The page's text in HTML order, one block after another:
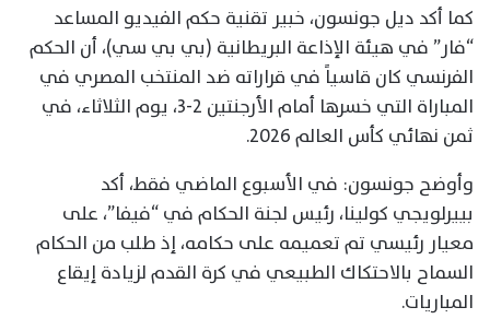
كما أكد ديل جونسون، خبير تقنية حكم الفيديو المساعد
“فار” في هيئة الإذاعة البريطانية (بي بي سي)، أن الحكم
الفرنسي كان قاسياً في قراراته ضد المنتخب المصري في
المباراة التي خسرها أمام الأرجنتين 2-3، يوم الثلاثاء، في
ثمن نهائي كأس العالم 2026.
وأوضح جونسون: في الأسبوع الماضي فقط، أكد
بييرلويجي كولينا، رئيس لجنة الحكام في “فيفا”، على
معيار رئيسي تم تعميمه على حكامه، إذ طلب من الحكام
السماح بالاحتكاك الطبيعي في كرة القدم لزيادة إيقاع
المباريات.